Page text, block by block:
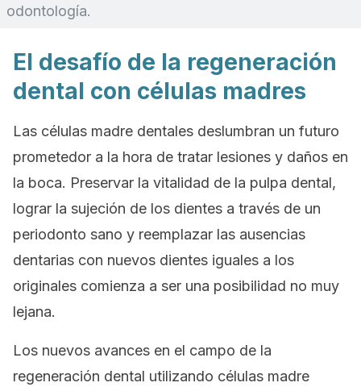
odontología.
El desafío de la regeneración
dental con células madres
Las células madre dentales deslumbran un futuro
prometedor a la hora de tratar lesiones y daños en
la boca. Preservar la vitalidad de la pulpa dental,
lograr la sujeción de los dientes a través de un
periodonto sano y reemplazar las ausencias
dentarias con nuevos dientes iguales a los
originales comienza a ser una posibilidad no muy
lejana.
Los nuevos avances en el campo de la
regeneración dental utilizando células madre